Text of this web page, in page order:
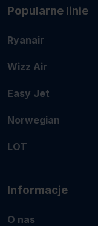
Popularne linie
Ryanair
Wizz Air
Easy Jet
Norwegian
LOT
Informacje
O nas